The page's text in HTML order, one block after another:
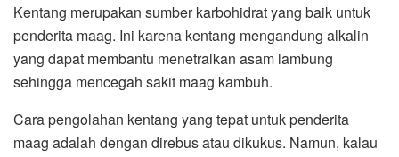
Kentang merupakan sumber karbohidrat yang baik untuk
penderita maag. Ini karena kentang mengandung alkalin
yang dapat membantu menetralkan asam lambung
sehingga mencegah sakit maag kambuh.
Cara pengolahan kentang yang tepat untuk penderita
maag adalah dengan direbus atau dikukus. Namun, kalau